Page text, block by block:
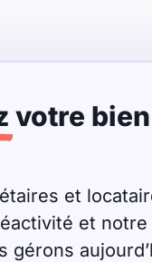
votre bien
et
et
gérons